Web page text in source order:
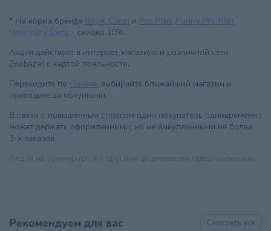
* На корма бренда Royal Canin и Pro Plan, Purina Pro Plan
Veterinary Diets - скидка 10%.
Акция действует в интернет-магазине и розничной сети
Zoobazar с картой лояльности.
Переходите по ссылке, выбирайте ближайший магазин и
приходите за покупками.
В связи с повышенным спросом один покупатель одновременно
может держать оформленными, но не выкупленными не более
3-х заказов.
Рекомендуем для вас Смотреть все